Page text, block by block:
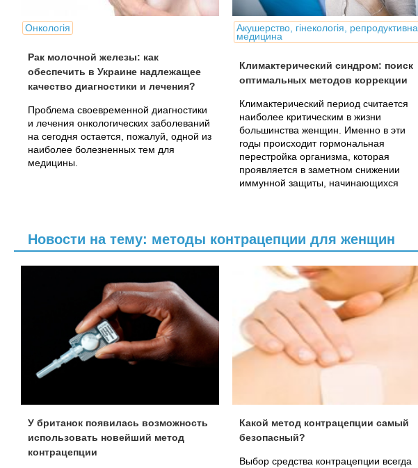
Онкологія
Рак молочной железы: как
обеспечить в Украине надлежащее
качество диагностики и лечения?
Проблема своевременной диагностики
и лечения онкологических заболеваний
на сегодня остается, пожалуй, одной из
наиболее болезненных тем для
медицины.
Акушерство, гінекологія, репродуктивна
медицина
Климактерический синдром: поиск
оптимальных методов коррекции
Климактерический период считается
наиболее критическим в жизни
большинства женщин. Именно в эти
годы происходит гормональная
перестройка организма, которая
проявляется в заметном снижении
иммунной защиты, начинающихся
Новости на тему: методы контрацепции для женщин
У британок появилась возможность
использовать новейший метод
контрацепции
Какой метод контрацепции самый
безопасный?
Выбор средства контрацепции всегда